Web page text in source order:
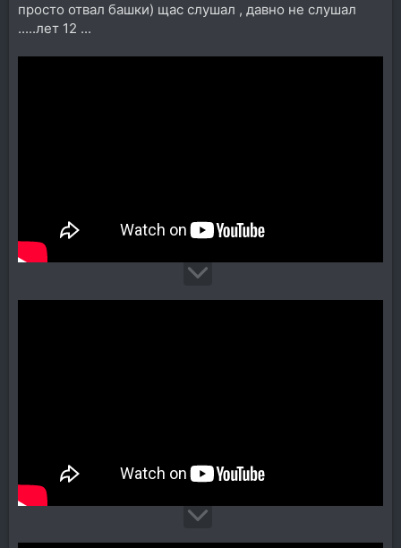
просто отвал башки) щас слушал , давно не слушал
.....лет 12 ...